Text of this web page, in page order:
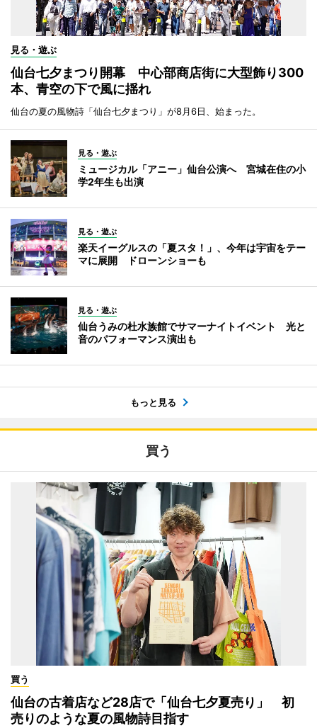
見る・遊ぶ
仙台七夕まつり開幕 中心部商店街に大型飾り300
本、青空の下で風に揺れ
仙台の夏の風物詩「仙台七夕まつり」が8月6日、始まった。
見る・遊ぶ
ミュージカル「アニー」仙台公演へ 宮城在住の小
学2年生も出演
見る・遊ぶ
楽天イーグルスの「夏スタ！」、今年は宇宙をテー
マに展開 ドローンショーも
見る・遊ぶ
仙台うみの杜水族館でサマーナイトイベント 光と
音のパフォーマンス演出も
もっと見る
買う
買う
仙台の古着店など28店で「仙台七夕夏売り」 初
売りのような夏の風物詩目指す